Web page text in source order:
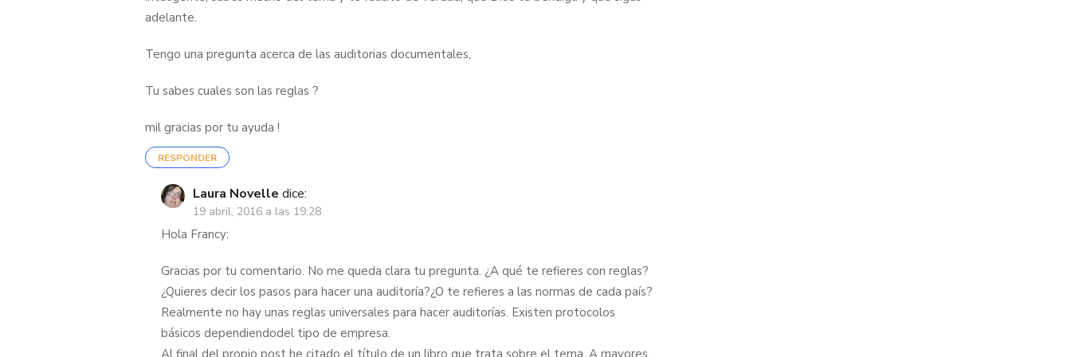
adelante.
Tengo una pregunta acerca de las auditorias documentales,
Tu sabes cuales son las reglas ?
mil gracias por tu ayuda !
RESPONDER
Laura Novelle dice:
19 abril, 2016 a las 19:28
Hola Francy:
Gracias por tu comentario. No me queda clara tu pregunta. ¿A qué te refieres con reglas?
¿Quieres decir los pasos para hacer una auditoría?¿O te refieres a las normas de cada país?
Realmente no hay unas reglas universales para hacer auditorías. Existen protocolos
básicos dependiendodel tipo de empresa.